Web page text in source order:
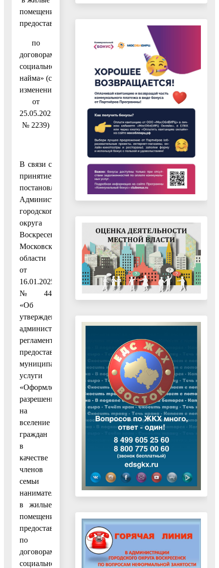
помещения,
предоставленные
по
договорам
социального
найма» (с
изменениями
от
25.05.2021
№ 2239)
В связи с
принятием
постановления
Администрации
городского
округа
Воскресенск
Московской
области
от
16.01.2025
№ 44
«Об
утверждении
административного
регламента
предоставления
муниципальной
услуги
«Оформление
разрешения
на
вселение
граждан
в
качестве
членов
семьи
нанимателя
в жилые
помещения,
предоставленные
по
договорам
социального